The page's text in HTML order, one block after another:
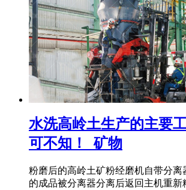
水洗高岭土生产的主要
可不知！_矿物
粉磨后的高岭土矿粉经磨机自带分离
的成品被分离器分离后返回主机重新